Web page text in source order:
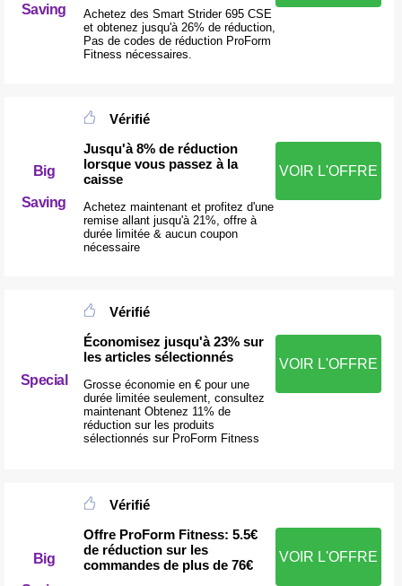
Saving
Achetez des Smart Strider 695 CSE
et obtenez jusqu'à 26% de réduction,
Pas de codes de réduction ProForm
Fitness nécessaires.
Big
Saving
Vérifié
Jusqu'à 8% de réduction
lorsque vous passez à la
caisse
Achetez maintenant et profitez d'une
remise allant jusqu'à 21%, offre à
durée limitée & aucun coupon
nécessaire
VOIR L'OFFRE
Special
Vérifié
Économisez jusqu'à 23% sur
les articles sélectionnés
Grosse économie en € pour une
durée limitée seulement, consultez
maintenant Obtenez 11% de
réduction sur les produits
sélectionnés sur ProForm Fitness
VOIR L'OFFRE
Big
Vérifié
Offre ProForm Fitness: 5.5€
de réduction sur les
commandes de plus de 76€
VOIR L'OFFRE